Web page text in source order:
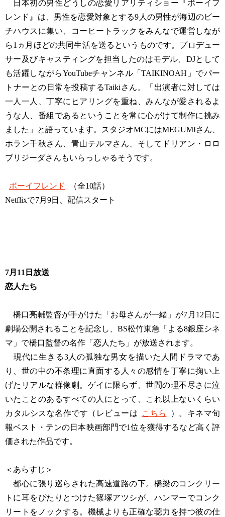
日本初の男性どうしの恋愛リアリティショー『ボーイフ
レンド』は、男性を恋愛対象とする9人の男性が海辺のビー
チハウスに集い、コーヒートラックをみんなで運営しなが
ら1ヵ月ほどの共同生活を送るというものです。プロデュー
サー及びキャスティングを担当したのはモデル、DJとして
も活躍しながらYouTubeチャンネル「TAIKINOAH」でパー
トナーとの日常を投稿するTaikiさん。「出演者に対しては
一人一人、丁寧にヒアリングを重ね、みんなが愛されるよ
うな人、番組であるということを常に心がけて制作に挑み
ました」と語っています。スタジオMCにはMEGUMIさん、
ホラン千秋さん、青山テルマさん、そしてドリアン・ロロ
ブリジーダさんもいらっしゃるそうです。
ボーイフレンド
（全10話）
Netflixで7月9日、配信スタート
7月11日放送
恋人たち
橋口亮輔監督が手がけた「お母さんが一緒」が7月12日に
劇場公開されることを記念し、BS松竹東急「よる8銀座シネ
マ」で橋口監督の名作「恋人たち」が放送されます。
現代に生きる3人の孤独な男女を描いた人間ドラマであ
り、世の中の不条理に直面する人々の感情を丁寧に掬い上
げたリアルな群像劇。ゲイに限らず、世間の理不尽さに泣
いたことのあるすべての人にとって、これ以上ないくらい
カタルシスな名作です（レビューは
こちら
）。キネマ旬
報ベスト・テンの日本映画部門で1位を獲得するなど高く評
価された作品です。
＜あらすじ＞
都心に張り巡らされた高速道路の下。橋梁のコンクリー
トに耳をぴたりとつけた篠塚アツシが、ハンマーでコンク
リートをノックする。機械よりも正確な聴力を持つ彼の仕